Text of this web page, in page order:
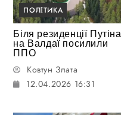
ПОЛІТИКА
Біля резиденції Путіна
на Валдаї посилили
ППО
Ковтун Злата
12.04.2026 16:31